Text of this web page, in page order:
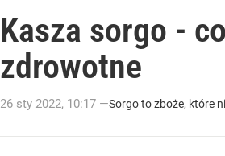
Kasza sorgo -
zdrowotne
26 sty 2022, 10:17 —Sorgo to zboże, które